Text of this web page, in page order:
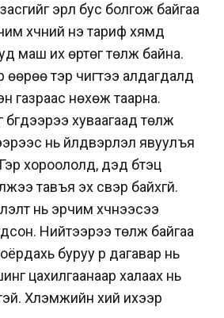
эрүүл бус болгож байгаа
хүчний үнэ тариф хямд
маш их өртөг төлж байна.
өөрөө тэр чигтээ алдагдалд
газраас нөхөж таарна.
бүгдээрээ хуваагаад төлж
нь үйлдвэрлэл явуулъя
Гэр хороололд, дэд бүтэц
тавъя эх үүсвэр байхгүй.
нь эрчим хүчнээсээ
Нийтээрээ төлж байгаа
буруу үр дагавар нь
цахилгаанаар халаах нь
Хүлэмжийн хий ихээр